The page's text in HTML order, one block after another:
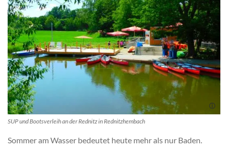
SUP und Bootsverleih an der Rednitz in Rednitzhembach
Sommer am Wasser bedeutet heute mehr als nur Baden.